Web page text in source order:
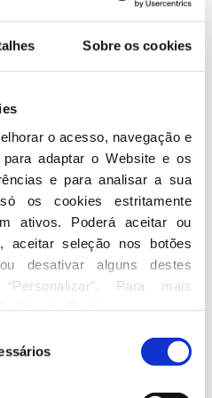
Sobre os cookies
o acesso, navegação e
adaptar o Website e os
e para analisar a sua
os cookies estritamente
ativos. Poderá aceitar ou
aceitar seleção nos botões
desativar alguns destes
Para mais